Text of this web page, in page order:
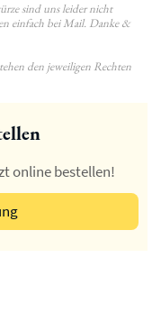
sind uns leider nicht
einfach bei Mail. Danke &
den jeweiligen Rechten
online bestellen!